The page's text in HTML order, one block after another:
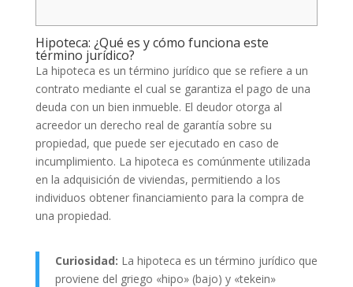
Hipoteca: ¿Qué es y cómo funciona este
término jurídico?
La hipoteca es un término jurídico que se refiere a un
contrato mediante el cual se garantiza el pago de una
deuda con un bien inmueble. El deudor otorga al
acreedor un derecho real de garantía sobre su
propiedad, que puede ser ejecutado en caso de
incumplimiento. La hipoteca es comúnmente utilizada
en la adquisición de viviendas, permitiendo a los
individuos obtener financiamiento para la compra de
una propiedad.
Curiosidad: La hipoteca es un término jurídico que
proviene del griego «hipo» (bajo) y «tekein»